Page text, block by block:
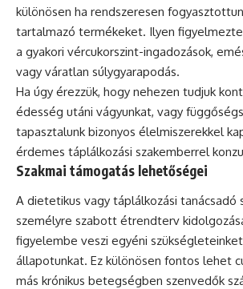
különösen ha rendszeresen
tartalmazó termékeket. Ilyen
a gyakori vércukorszint-ingadozások,
vagy váratlan súlygyarapodás.
Ha úgy érezzük, hogy nehezen tudjuk
édesség utáni vágyunkat, vagy
tapasztalunk bizonyos élelmiszerekkel
érdemes táplálkozási szakemberrel
Szakmai támogatás lehetőségei
A dietetikus vagy táplálkozási tanácsadó
személyre szabott étrendterv
figyelembe veszi egyéni
állapotunkat. Ez különösen fontos lehet
más krónikus betegségben szenvedők